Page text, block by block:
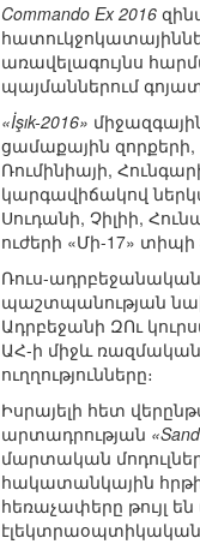
Commando Ex 2016
առավելագույնս
պայմաններում
«İşık-2016»
ցամաքային
Ռումինիայի,
կարգավիճակով
Սուդանի, Չիլիի,
ուժերի «Մի-17»
Ռուս-
պաշտպանության
Ադրբեջանի ԶՈւ
ԱՀ-ի միջև ռազմական
ուղղությունները։
Իսրայելի հետ
արտադրության
մարտական
հակատանկային
հեռաչափերը թույլ
էլեկտրաօպտիկական